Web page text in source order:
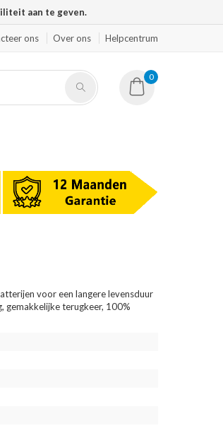
aan te geven.
ons Over ons Helpcentrum
0
voor een langere levensduur
gemakkelijke terugkeer, 100%